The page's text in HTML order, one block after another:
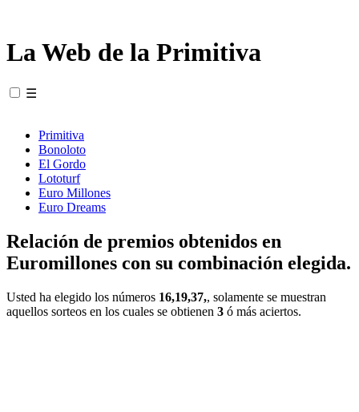
La Web de la Primitiva
☰
Primitiva
Bonoloto
El Gordo
Lototurf
Euro Millones
Euro Dreams
Relación de premios obtenidos en
Euromillones con su combinación elegida.
Usted ha elegido los números 16,19,37,, solamente se muestran
aquellos sorteos en los cuales se obtienen 3 ó más aciertos.